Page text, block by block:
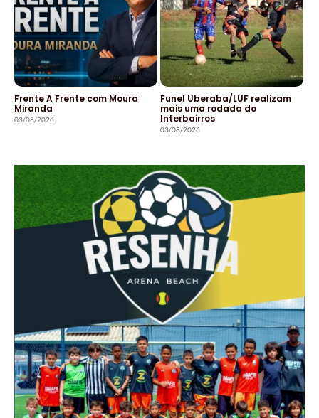
Frente A Frente com Moura
Miranda
03/08/2026
Funel Uberaba/LUF realizam
mais uma rodada do
Interbairros
03/08/2026